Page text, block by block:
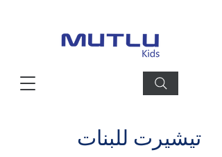
تيشيرت للبنات